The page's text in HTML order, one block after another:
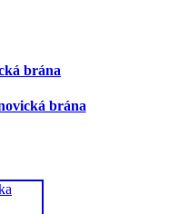
brána